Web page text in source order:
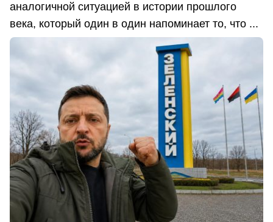
аналогичной ситуацией в истории прошлого
века, который один в один напоминает то, что ...